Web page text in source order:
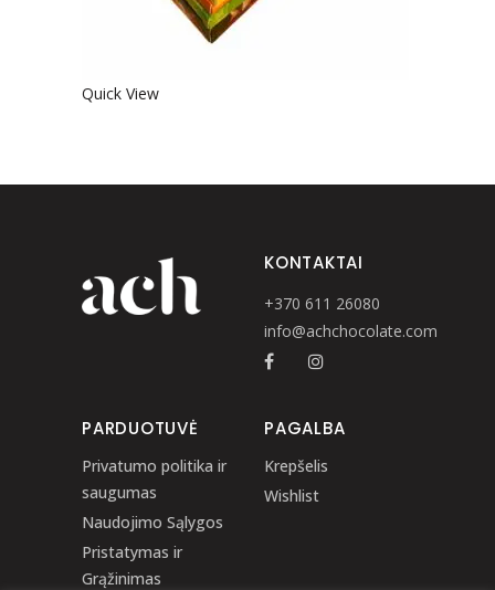
Quick View
KONTAKTAI
+370 611 26080
info@achchocolate.com
PARDUOTUVĖ
Privatumo politika ir
saugumas
Naudojimo Sąlygos
Pristatymas ir
Grąžinimas
PAGALBA
Krepšelis
Wishlist